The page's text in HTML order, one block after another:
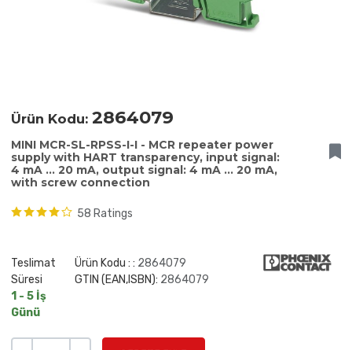
Ürün Kodu: 2864079
MINI MCR-SL-RPSS-I-I - MCR repeater power
supply with HART transparency, input signal:
4 mA ... 20 mA, output signal: 4 mA ... 20 mA,
with screw connection
58 Ratings
Teslimat
Süresi
1 - 5 İş
Günü
Ürün Kodu : : 2864079
GTIN (EAN,ISBN): 2864079